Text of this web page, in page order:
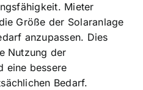
Mieter
Größe der Solaranlage
anzupassen. Dies
Nutzung der
eine bessere
Bedarf.